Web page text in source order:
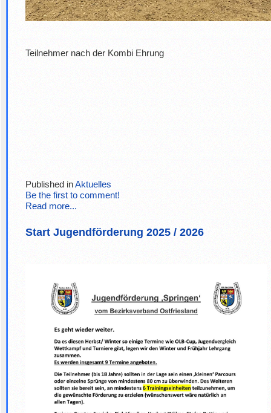
Teilnehmer nach der Kombi Ehrung
Published in Aktuelles
Be the first to comment!
Read more...
Start Jugendförderung 2025 / 2026